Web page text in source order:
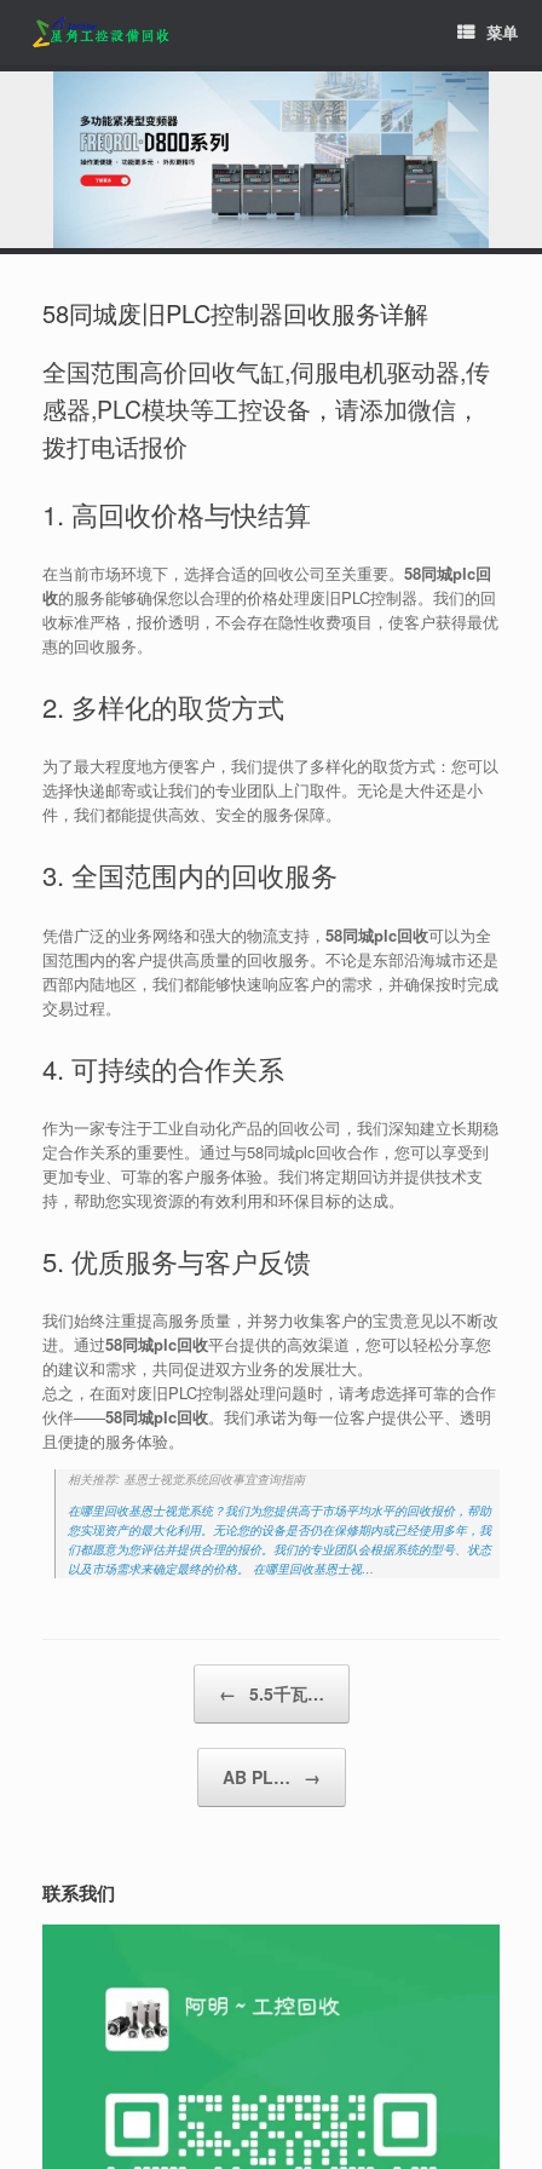
content
菜单
58同城废旧PLC控制器回收服务详解
全国范围高价回收气缸,伺服电机驱动器,传
感器,PLC模块等工控设备，请添加微信，
拨打电话报价
1. 高回收价格与快结算
在当前市场环境下，选择合适的回收公司至关重要。 58同城plc回
收的服务能够确保您以合理的价格处理废旧PLC控制器。我们的回
收标准严格，报价透明，不会存在隐性收费项目，使客户获得最优
惠的回收服务。
2. 多样化的取货方式
为了最大程度地方便客户，我们提供了多样化的取货方式：您可以
选择快递邮寄或让我们的专业团队上门取件。无论是大件还是小
件，我们都能提供高效、安全的服务保障。
3. 全国范围内的回收服务
凭借广泛的业务网络和强大的物流支持， 58同城plc回收可以为全
国范围内的客户提供高质量的回收服务。不论是东部沿海城市还是
西部内陆地区，我们都能够快速响应客户的需求，并确保按时完成
交易过程。
4. 可持续的合作关系
作为一家专注于工业自动化产品的回收公司，我们深知建立长期稳
定合作关系的重要性。通过与58同城plc回收合作，您可以享受到
更加专业、可靠的客户服务体验。我们将定期回访并提供技术支
持，帮助您实现资源的有效利用和环保目标的达成。
5. 优质服务与客户反馈
我们始终注重提高服务质量，并努力收集客户的宝贵意见以不断改
进。通过58同城plc回收平台提供的高效渠道，您可以轻松分享您
的建议和需求，共同促进双方业务的发展壮大。
总之，在面对废旧PLC控制器处理问题时，请考虑选择可靠的合作
伙伴——58同城plc回收。我们承诺为每一位客户提供公平、透明
且便捷的服务体验。
相关推荐: 基恩士视觉系统回收事宜查询指南
在哪里回收基恩士视觉系统？我们为您提供高于市场平均水平的回收报价，帮助
您实现资产的最大化利用。无论您的设备是否仍在保修期内或已经使用多年，我
们都愿意为您评估并提供合理的报价。我们的专业团队会根据系统的型号、状态
以及市场需求来确定最终的价格。 在哪里回收基恩士视…
← 5.5千瓦…
AB PL… →
联系我们